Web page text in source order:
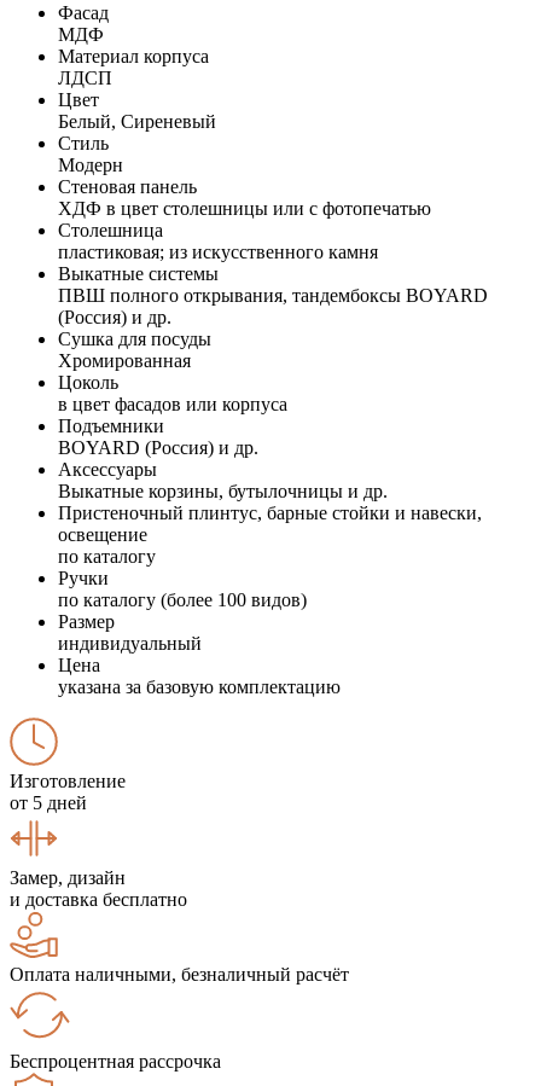
Фасад
МДФ
Материал корпуса
ЛДСП
Цвет
Белый, Сиреневый
Стиль
Модерн
Стеновая панель
ХДФ в цвет столешницы или с фотопечатью
Столешница
пластиковая; из искусственного камня
Выкатные системы
ПВШ полного открывания, тандембоксы BOYARD
(Россия) и др.
Сушка для посуды
Хромированная
Цоколь
в цвет фасадов или корпуса
Подъемники
BOYARD (Россия) и др.
Аксессуары
Выкатные корзины, бутылочницы и др.
Пристеночный плинтус, барные стойки и навески,
освещение
по каталогу
Ручки
по каталогу (более 100 видов)
Размер
индивидуальный
Цена
указана за базовую комплектацию
Изготовление
от 5 дней
Замер, дизайн
и доставка бесплатно
Оплата наличными, безналичный расчёт
Беспроцентная рассрочка